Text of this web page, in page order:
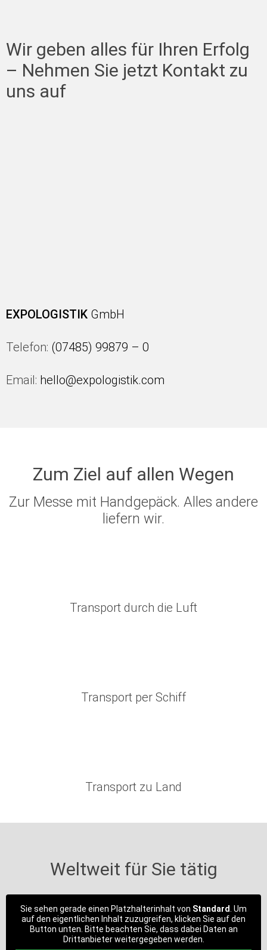
Wir geben alles für Ihren Erfolg
– Nehmen Sie jetzt Kontakt zu
uns auf
EXPOLOGISTIK GmbH
Telefon: (07485) 99879 – 0
Email: hello@expologistik.com
Zum Ziel auf allen Wegen
Zur Messe mit Handgepäck. Alles andere
liefern wir.
Transport durch die Luft
Transport per Schiff
Transport zu Land
Weltweit für Sie tätig
Sie sehen gerade einen Platzhalterinhalt von Standard. Um
auf den eigentlichen Inhalt zuzugreifen, klicken Sie auf den
Button unten. Bitte beachten Sie, dass dabei Daten an
Drittanbieter weitergegeben werden.